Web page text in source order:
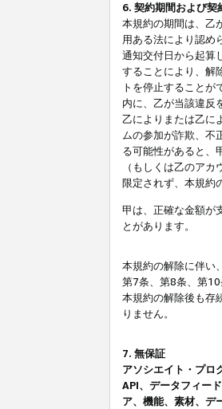
6. 契約期間および契
本規約の期間は、乙
用ある法により認め
通知交付日から起算
することにより、解
トを停止すること
内に、乙が当該違反
乙によりまたは乙に
ムの参加が詐欺、不
る可能性があると、
（もしくは乙のア
限定されず、本規約
甲は、正確な金額が
とがあります。
本規約の解除に伴い
第7条、第8条、第10
本規約の解除後も存
りません。
7. 無保証
アソシエイト・プ
API、データフィー
ア、機能、素材、デ